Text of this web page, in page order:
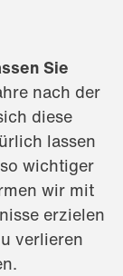
Sie
nach der
diese
lassen
wichtiger
wir mit
erzielen
verlieren